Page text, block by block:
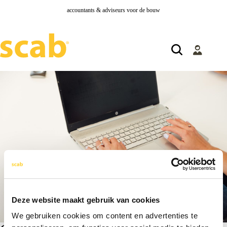
Deze website maakt gebruik van cookies
We gebruiken cookies om content en advertenties te
accountants & adviseurs voor de bouw